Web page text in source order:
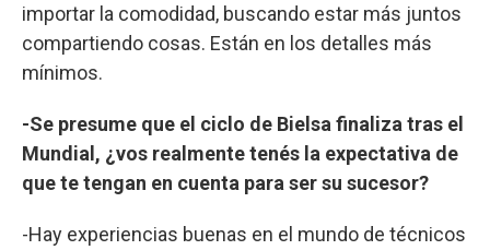
importar la comodidad, buscando estar más juntos
compartiendo cosas. Están en los detalles más
mínimos.
-Se presume que el ciclo de Bielsa finaliza tras el
Mundial, ¿vos realmente tenés la expectativa de
que te tengan en cuenta para ser su sucesor?
-Hay experiencias buenas en el mundo de técnicos